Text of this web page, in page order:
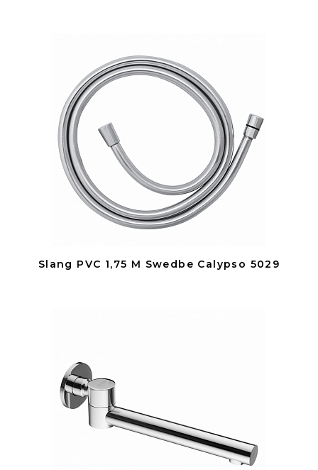
Slang PVC 1,75 M Swedbe Calypso 5029